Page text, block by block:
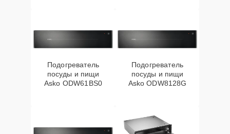
Подогреватель
посуды и пищи
Asko ODW61BS0
Подогреватель
посуды и пищи
Asko ODW8128G